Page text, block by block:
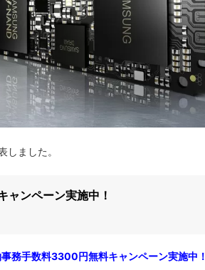
ました。
ンペーン実施中！
務手数料3300円無料キャンペーン実施中！